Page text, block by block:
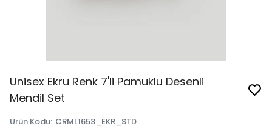
Unisex Ekru Renk 7'li Pamuklu Desenli
Mendil Set
Ürün Kodu: CRML1653_EKR_STD